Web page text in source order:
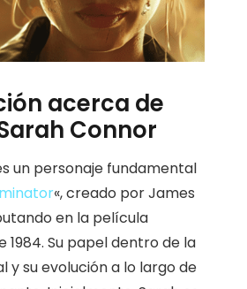
acerca de
Connor
un personaje fundamental
«, creado por James
en la película
1984. Su papel dentro de la
y su evolución a lo largo de